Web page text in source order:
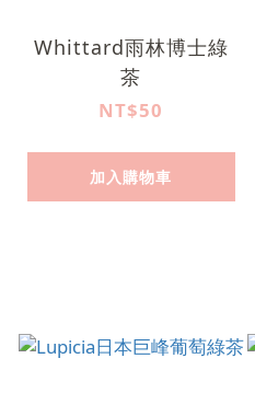
Whittard雨林博士綠
茶
NT$50
加入購物車